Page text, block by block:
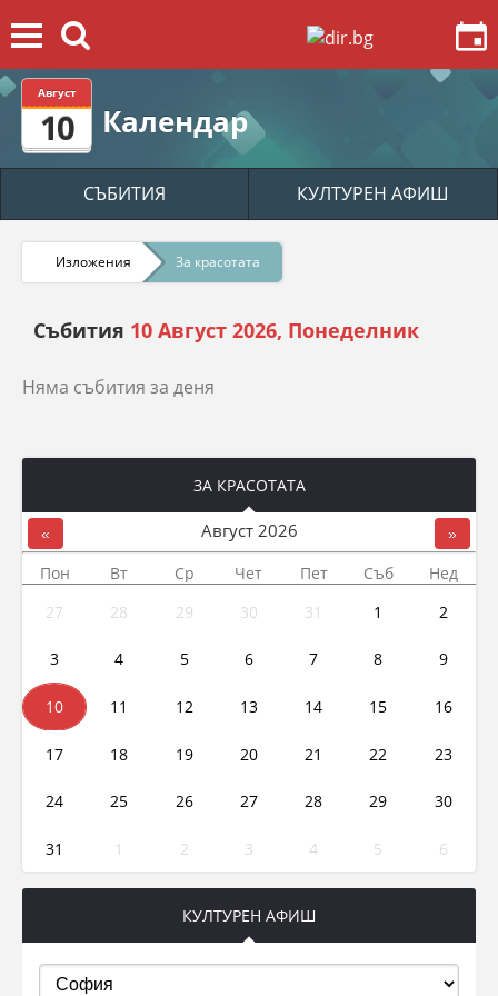
Август
10 Календар
СЪБИТИЯ КУЛТУРЕН АФИШ
Изложения За красотата
Събития 10 Август 2026, Понеделник
Няма събития за деня
ЗА КРАСОТАТА
« Август 2026 »
Пон Вт Ср Чет Пет Съб
Нед
27
28 29 30 31 1 2
3 4 5 6 7 8 9
10 11 12 13 14 15 16
17 18 19 20 21 22 23
24 25 26 27 28 29 30
31 1 2 3 4 5 6
КУЛТУРЕН АФИШ